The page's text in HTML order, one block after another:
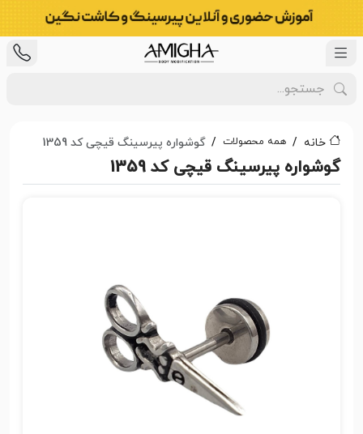
خانه همه محصولات گوشواره پیرسینگ قیچی کد 1359
گوشواره پیرسینگ قیچی کد 1359